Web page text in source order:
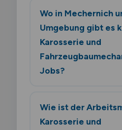
Wo in Mechernich
Umgebung gibt es
Karosserie und
Jobs?
Wie ist der
Karosserie und